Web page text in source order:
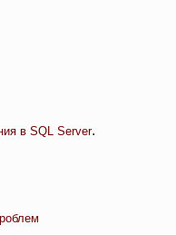
в SQL Server.